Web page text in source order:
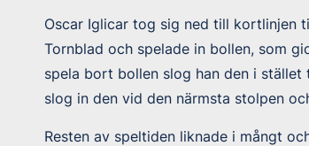
Oscar Iglicar tog sig ned till kortlinjen
Tornblad och spelade in bollen, som
spela bort bollen slog han den i stället
slog in den vid den närmsta stolpen
Resten av speltiden liknade i mångt